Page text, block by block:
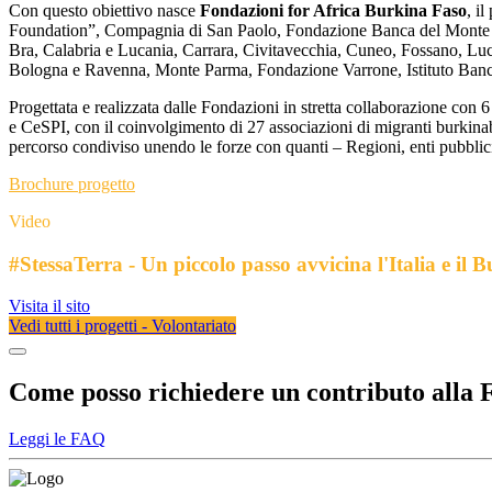
Con questo obiettivo nasce Fondazioni for Africa Burkina Faso, il
Foundation”, Compagnia di San Paolo, Fondazione Banca del
Bra, Calabria e Lucania, Carrara, Civitavecchia, Cuneo, Fossano,
Bologna e Ravenna, Monte Parma, Fondazione Varrone, Istituto
Progettata e realizzata dalle Fondazioni in stretta collaborazione
e CeSPI, con il coinvolgimento di 27 associazioni di migranti
percorso condiviso unendo le forze con quanti – Regioni, enti
Brochure progetto
Video
#StessaTerra - Un piccolo passo avvicina l'Italia e il
Visita il sito
Vedi tutti i progetti - Volontariato
Come posso richiedere un contributo alla
Leggi le FAQ